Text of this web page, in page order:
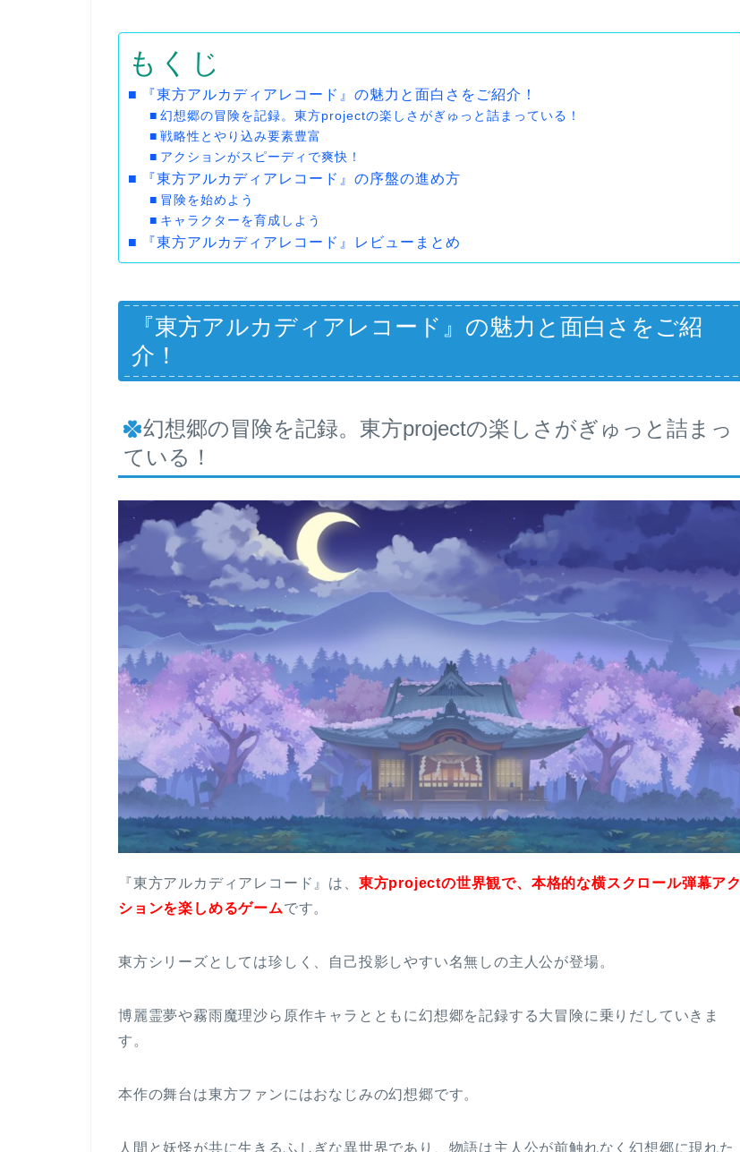
もくじ
『東方アルカディアレコード』の魅力と面白さをご紹介！
幻想郷の冒険を記録。東方projectの楽しさがぎゅっと詰まっている！
戦略性とやり込み要素豊富
アクションがスピーディで爽快！
『東方アルカディアレコード』の序盤の進め方
冒険を始めよう
キャラクターを育成しよう
『東方アルカディアレコード』レビューまとめ
『東方アルカディアレコード』の魅力と面白さをご紹
介！
幻想郷の冒険を記録。東方projectの楽しさがぎゅっと詰まっ
ている！
『東方アルカディアレコード』は、 東方projectの世界観で、本格的な横スクロール弾幕アク
ションを楽しめるゲームです。
東方シリーズとしては珍しく、自己投影しやすい名無しの主人公が登場。
博麗霊夢や霧雨魔理沙ら原作キャラとともに幻想郷を記録する大冒険に乗りだしていきま
す。
本作の舞台は東方ファンにはおなじみの幻想郷です。
人間と妖怪が共に生きるふしぎな異世界であり、物語は主人公が前触れなく幻想郷に現れた